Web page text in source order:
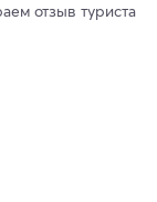
отзыв туриста